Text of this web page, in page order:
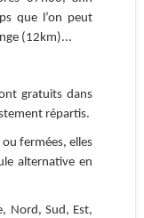
que l’on peut
(12km)...
gratuits dans
répartis.
fermées, elles
alternative en
Nord, Sud, Est,